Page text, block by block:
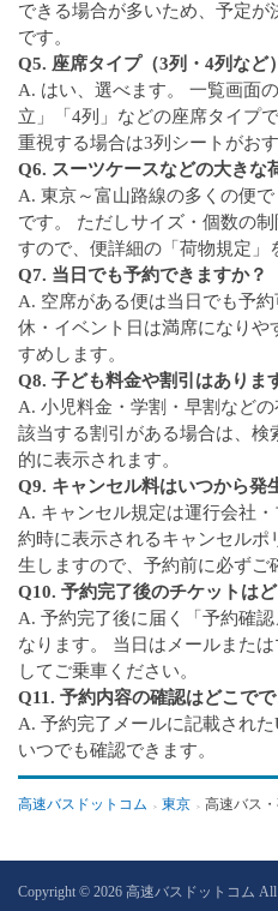
できる場合が多いため、予定
です。
Q5. 座席タイプ（3列・4列など
A. はい、選べます。 一覧画面
立」「4列」などの座席タイプ
重視する場合は3列シートがおす
Q6. スーツケースなどの大きな
A. 東京～富山路線の多くの便
です。 ただしサイズ・個数の
すので、便詳細の「荷物規定」
Q7. 当日でも予約できますか？
A. 空席がある便は当日でも予
休・イベント日は満席になりや
すめします。
Q8. 子ども料金や割引はありま
A. 小児料金・学割・早割などの
該当する割引がある場合は、検
的に表示されます。
Q9. キャンセル料はいつから発
A. キャンセル規定は運行会社
約時に表示されるキャンセルポ
生しますので、予約前に必ずご
Q10. 予約完了後のチケットは
A. 予約完了後に届く「予約確
なります。 当日はメールまた
してご乗車ください。
Q11. 予約内容の確認はどこで
A. 予約完了メールに記載され
いつでも確認できます。
高速バスドットコム 東京 高速バス
Copyright © 2026 高速バスドットコム All